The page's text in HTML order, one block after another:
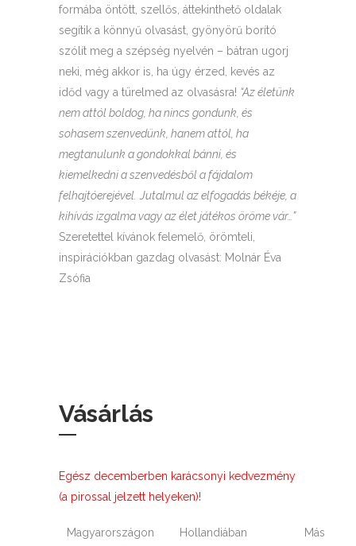
formába öntött, szellős, áttekinthető oldalak
segítik a könnyű olvasást, gyönyörű borító
szólít meg a szépség nyelvén – bátran ugorj
neki, még akkor is, ha úgy érzed, kevés az
időd vagy a türelmed az olvasásra! “Az életünk
nem attól boldog, ha nincs gondunk, és
sohasem szenvedünk, hanem attól, ha
megtanulunk a gondokkal bánni, és
kiemelkedni a szenvedésből a fájdalom
felhajtóerejével. Jutalmul az elfogadás békéje, a
kihívás izgalma vagy az élet játékos öröme vár…”
Szeretettel kívánok felemelő, örömteli,
inspirációkban gazdag olvasást: Molnár Éva
Zsófia
Vásárlás
Egész decemberben karácsonyi kedvezmény
(a pirossal jelzett helyeken)!
Magyarországon
Hollandiában
Más